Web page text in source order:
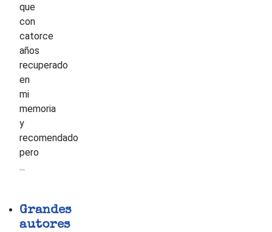
que
con
catorce
años
recuperado
en
mi
memoria
y
recomendado
pero
...
Grandes
autores